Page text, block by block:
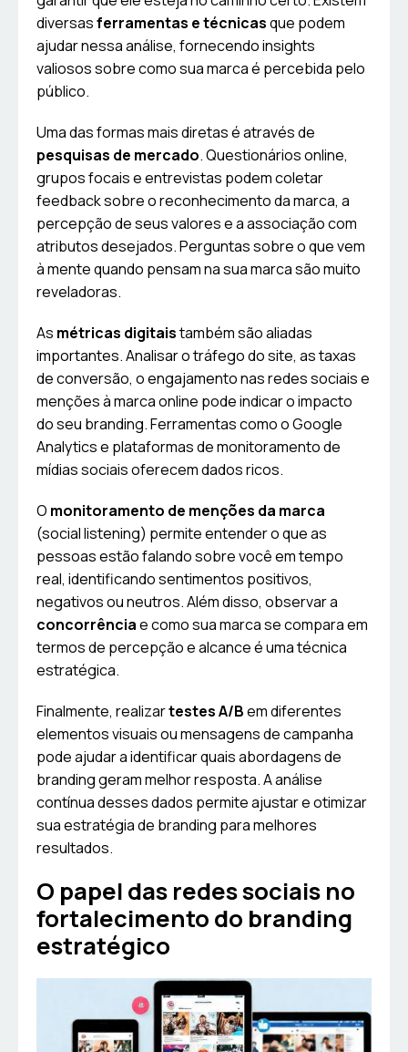
diversasferramentas e técnicasque podem
ajudar nessa análise, fornecendo insights
valiosos sobre como sua marca é percebida pelo
público.
Uma das formas mais diretas é através de
pesquisas de mercado. Questionários online,
grupos focais e entrevistas podem coletar
feedback sobre o reconhecimento da marca, a
percepção de seus valores e a associação com
atributos desejados. Perguntas sobre o que vem
à mente quando pensam na sua marca são muito
reveladoras.
As métricas digitaistambém são aliadas
importantes. Analisar o tráfego do site, as taxas
de conversão, o engajamento nas redes sociais e
menções à marca online pode indicar o impacto
do seu branding. Ferramentas como o Google
Analytics e plataformas de monitoramento de
mídias sociais oferecem dados ricos.
O monitoramento de menções da marca
(social listening) permite entender o que as
pessoas estão falando sobre você em tempo
real, identificando sentimentos positivos,
negativos ou neutros. Além disso, observar a
concorrênciae como sua marca se compara em
termos de percepção e alcance é uma técnica
estratégica.
Finalmente, realizartestes A/Bem diferentes
elementos visuais ou mensagens de campanha
pode ajudar a identificar quais abordagens de
branding geram melhor resposta. A análise
contínua desses dados permite ajustar e otimizar
sua estratégia de branding para melhores
resultados.
O papel das redes sociais no
fortalecimento do branding
estratégico